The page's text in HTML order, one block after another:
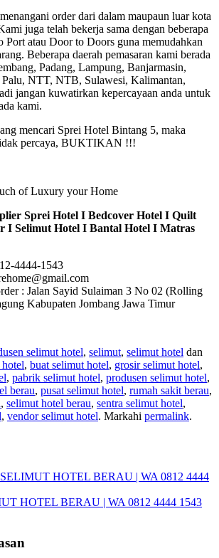
order dari dalam maupaun luar kota
juga telah bekerja sama dengan beberapa
Port atau Door to Doors guna memudahkan
Beberapa daerah pemasaran kami berada
Padang, Lampung, Banjarmasin,
Palu, NTT, NTB, Sulawesi, Kalimantan,
jangan kuwatirkan kepercayaan anda untuk
kami.
mencari Sprei Hotel Bintang 5, maka
percaya, BUKTIKAN !!!
of Luxury your Home
Sprei Hotel I Bedcover Hotel I Quilt
I Selimut Hotel I Bantal Hotel I Matras
4444-1543
: Jalan Sayid Sulaiman 3 No 02 (Rolling
Kabupaten Jombang Jawa Timur
selimut hotel, selimut, selimut hotel dan
, buat selimut hotel, grosir selimut hotel,
, pabrik selimut hotel, produsen selimut hotel,
berau, pusat selimut hotel, rumah sakit berau,
, selimut hotel berau, sentra selimut hotel,
, vendor selimut hotel. Markahi permalink.
HOTEL BERAU | WA 0812 4444
HOTEL BERAU | WA 0812 4444 1543